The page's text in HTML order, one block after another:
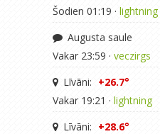
Šodien 01:19 · lightning
Augusta saule
Vakar 23:59 · veczirgs
Līvāni: +26.7°
Vakar 19:21 · lightning
Līvāni: +28.6°